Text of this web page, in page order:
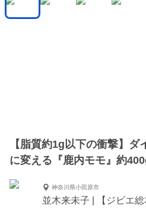
【脂質約1g以下の衝撃】
に変える『鹿内モモ』約
神奈川県小田原市
並木来未子 | 【ジビエ